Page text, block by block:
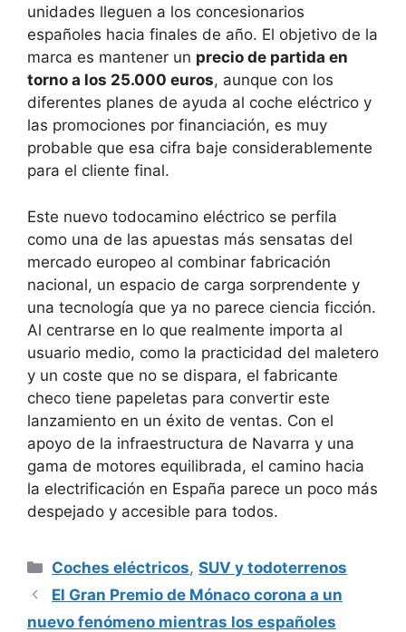
unidades lleguen a los concesionarios
españoles hacia finales de año. El objetivo de la
marca es mantener un precio de partida en
torno a los 25.000 euros, aunque con los
diferentes planes de ayuda al coche eléctrico y
las promociones por financiación, es muy
probable que esa cifra baje considerablemente
para el cliente final.
Este nuevo todocamino eléctrico se perfila
como una de las apuestas más sensatas del
mercado europeo al combinar fabricación
nacional, un espacio de carga sorprendente y
una tecnología que ya no parece ciencia ficción.
Al centrarse en lo que realmente importa al
usuario medio, como la practicidad del maletero
y un coste que no se dispara, el fabricante
checo tiene papeletas para convertir este
lanzamiento en un éxito de ventas. Con el
apoyo de la infraestructura de Navarra y una
gama de motores equilibrada, el camino hacia
la electrificación en España parece un poco más
despejado y accesible para todos.
Categorías
Coches eléctricos,SUV y todoterrenos
El Gran Premio de Mónaco corona a un
nuevo fenómeno mientras los españoles